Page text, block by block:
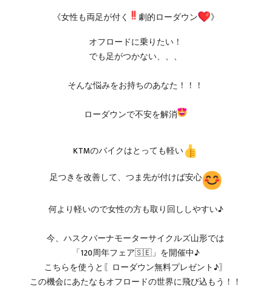
《女性も両足が付く 劇的ローダウン
》
オフロードに乗りたい！
でも足がつかない、、、
そんな悩みをお持ちのあなた！！！
ローダウンで不安を解消
KTMのバイクはとっても軽い
足つきを改善して、つま先が付けば安心
何より軽いので女性の方も取り回ししやすい♪
今、ハスクバーナモーターサイクルズ山形では
「120周年フェア🇸🇪」を開催中♪
こちらを使うと〖ローダウン無料プレゼント♪〗
この機会にあたなもオフロードの世界に飛び込もう！！